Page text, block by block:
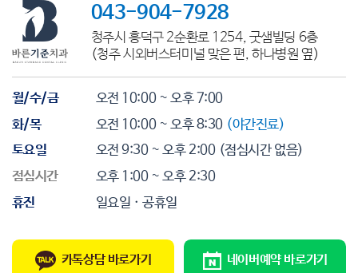
043-904-7928
청주시 흥덕구 2순환로 1254, 굿샘빌딩 6층
(청주 시외버스터미널 맞은 편, 하나병원 옆)
월/수/금
오전 10:00 ~ 오후 7:00
화/목
오전 10:00 ~ 오후 8:30 (야간진료)
토요일
오전 9:30 ~ 오후 2:00 (점심시간 없음)
점심시간
오후 1:00 ~ 오후 2:30
휴진
일요일 · 공휴일
카톡상담 바로가기 네이버예약 바로가기